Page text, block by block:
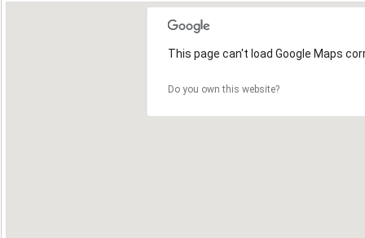
This page can't load Google Maps
Do you own this website?